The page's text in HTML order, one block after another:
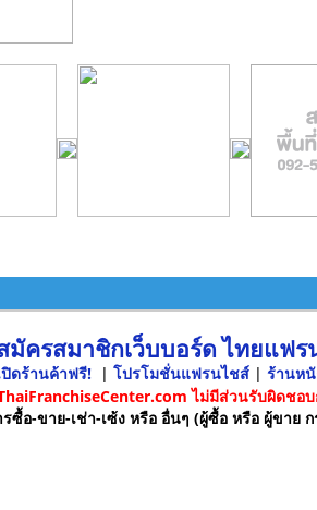
มัครสมาชิกเว็บบอร์ด ไทยแฟร
ปิดร้านค้าฟรี! | โปรโมชั่นแฟรนไชส์ | ร้านห
ไม่มีส่วนรับผิดชอ
รซื้อ-ขาย-เช่า-เซ้ง หรือ อื่นๆ (ผู้ซื้อ หรือ ผู้ขา